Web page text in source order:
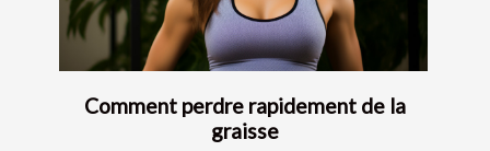
Comment perdre rapidement de la
graisse